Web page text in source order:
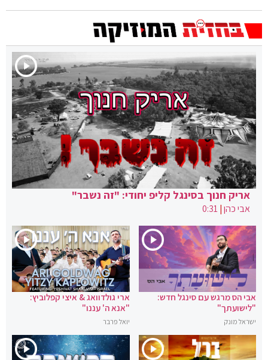
אריק חנוך בסינגל קליפ יחודי: "זה נשבר"
אבי כהן|
0:31
אבי הס מרגש עם סינגל חדש:
"לישועתך"
ישראל מונק
ארי גולדוואג & איצי קפלוביץ:
"אנא ה' עננו"
יואל פרבר